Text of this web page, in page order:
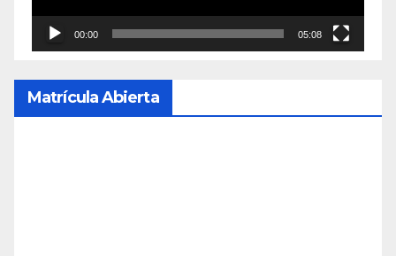
00:00 05:08
Matrícula Abierta